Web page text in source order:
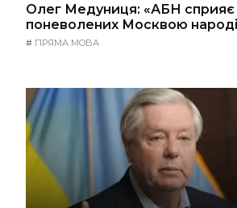
Олег Медуниця: «АБН
поневолених Москвою
# ПРЯМА МОВА